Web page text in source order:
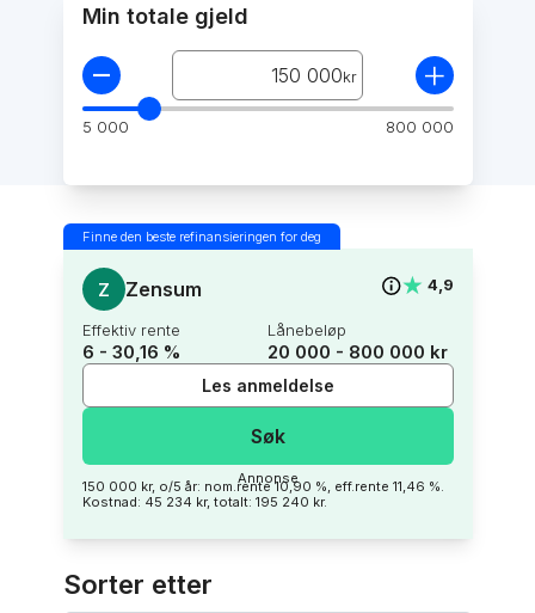
Min totale gjeld
5 000 800 000
- kr +
Finne den beste refinansieringen for deg
Z Zensum ★
★ 4,9
effektiv rente
6 - 30,16 %
lånebeløp
20 000 - 800 000 kr
Les anmeldelse
Søk
annonse
150 000 kr, o/5 år: nom.rente 10,90 %, eff.rente 11,46 %.
Kostnad: 45 234 kr, totalt: 195 240 kr.
sorter etter